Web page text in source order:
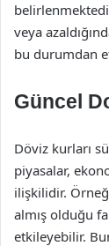
veya
bu durumdan
Güncel
Döviz kurları
piyasalar,
ilişkilidir.
almış olduğu
etkileyebilir.